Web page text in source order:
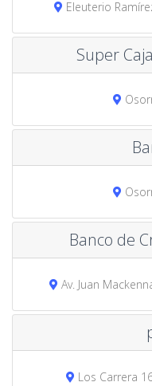
Eleuterio
Super
Banco de
Av. Juan
Los Carrera